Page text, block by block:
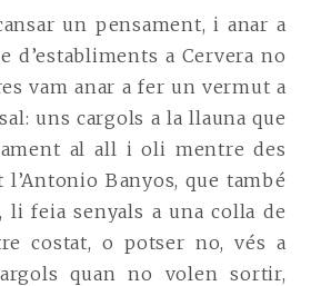
un pensament, i anar a
d’establiments a Cervera no
vam anar a fer un vermut a
uns cargols a la llauna que
al all i oli mentre des
l’Antonio Banyos, que també
li feia senyals a una colla de
costat, o potser no, vés a
quan no volen sortir,